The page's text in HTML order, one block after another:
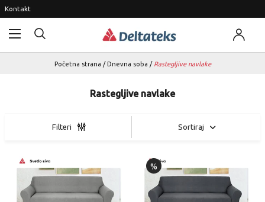
Kontakt
Početna strana / Dnevna soba / Rastegljive navlake
Rastegljive navlake
Filteri Sortiraj
%